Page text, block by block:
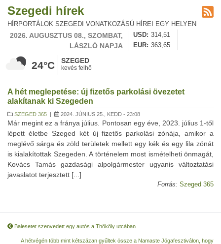
Szegedi hírek
HÍRPORTÁLOK SZEGEDI VONATKOZÁSÚ HÍREI EGY HELYEN
2026. AUGUSZTUS 08., SZOMBAT,
LÁSZLÓ NAPJA
USD
314,51
EUR
363,65
24°C SZEGED
kevés felhő
A hét meglepetése: új fizetős parkolási övezetet
alakítanak ki Szegeden
SZEGED 365 | 2024. JÚNIUS 25., KEDD - 23:08
Már megint ez a fránya július. Pontosan egy éve, 2023. július 1-től
lépett életbe Szeged két új fizetős parkolási zónája, amikor a
meglévő sárga és zöld területek mellett egy kék és egy lila zónát
is kialakítottak Szegeden. A történelem most ismételheti önmagát,
Kovács Tamás gazdasági alpolgármester ugyanis változtatási
javaslatot terjesztett [...]
Forrás: Szeged 365
Balesetet szenvedett egy autós a Thököly utcában
A hétvégén több mint kétszázan gyűltek össze a Namaste Jógafesztiválon, hogy